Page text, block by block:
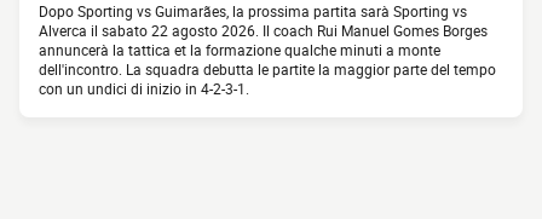
Dopo Sporting vs Guimarães, la prossima partita sarà Sporting vs
Alverca il sabato 22 agosto 2026. Il coach Rui Manuel Gomes Borges
annuncerà la tattica et la formazione qualche minuti a monte
dell'incontro. La squadra debutta le partite la maggior parte del tempo
con un undici di inizio in 4-2-3-1.